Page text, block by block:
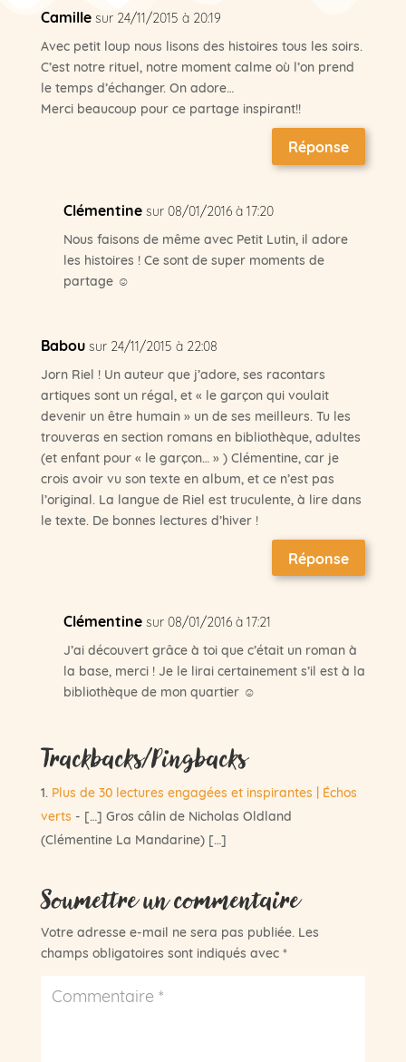
Camille sur 24/11/2015 à 20:19
Avec petit loup nous lisons des histoires tous les soirs.
C’est notre rituel, notre moment calme où l’on prend
le temps d’échanger. On adore…
Merci beaucoup pour ce partage inspirant!!
Réponse
Clémentine sur 08/01/2016 à 17:20
Nous faisons de même avec Petit Lutin, il adore
les histoires ! Ce sont de super moments de
partage ☺
Babou sur 24/11/2015 à 22:08
Jorn Riel ! Un auteur que j’adore, ses racontars
artiques sont un régal, et « le garçon qui voulait
devenir un être humain » un de ses meilleurs. Tu les
trouveras en section romans en bibliothèque, adultes
(et enfant pour « le garçon… » ) Clémentine, car je
crois avoir vu son texte en album, et ce n’est pas
l’original. La langue de Riel est truculente, à lire dans
le texte. De bonnes lectures d’hiver !
Réponse
Clémentine sur 08/01/2016 à 17:21
J’ai découvert grâce à toi que c’était un roman à
la base, merci ! Je le lirai certainement s’il est à la
bibliothèque de mon quartier ☺
Trackbacks/Pingbacks
Plus de 30 lectures engagées et inspirantes | Échos
verts - […] Gros câlin de Nicholas Oldland
(Clémentine La Mandarine) […]
Soumettre un commentaire
Votre adresse e-mail ne sera pas publiée. Les
champs obligatoires sont indiqués avec *